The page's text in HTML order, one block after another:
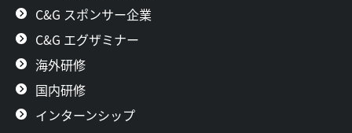
C&G スポンサー企業
C&G エグザミナー
海外研修
国内研修
インターンシップ